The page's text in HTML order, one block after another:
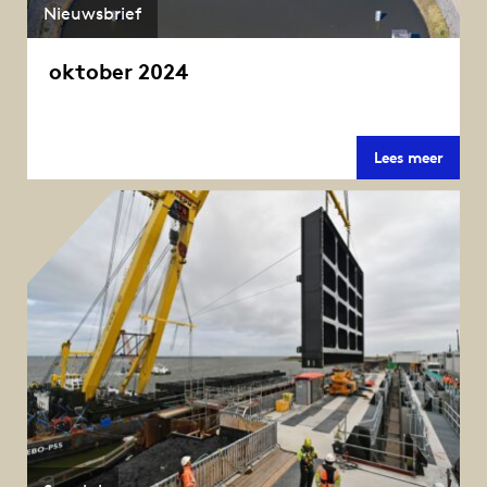
oktober 2024
Lees meer
Nieuwsbrief